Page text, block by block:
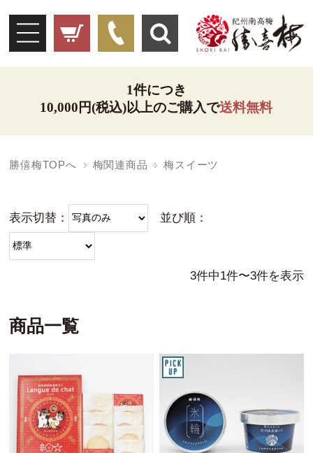
1件につき
10,000円(税込)以上のご購入で送料無料
勝僖梅TOPへ 梅関連商品 梅スイーツ
表示切替： 並び順：
3件中1件〜3件を表示
商品一覧